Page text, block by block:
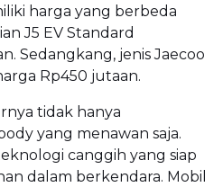
harga yang berbeda
J5 EV Standard
Sedangkang, jenis Jaecoo
Rp450 jutaan.
tidak hanya
yang menawan saja.
canggih yang siap
dalam berkendara. Mobil